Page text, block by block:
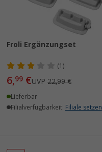
Froli Ergänzungset
(1)
6,99 €UVP22,99 €
Lieferbar
Filialverfügbarkeit: Filiale setzen